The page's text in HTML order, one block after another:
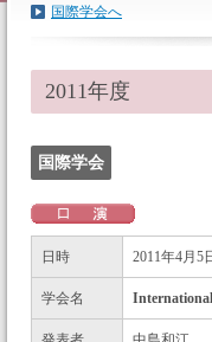
国際学会へ
2011年度
国際学会
日時 2011年4月5
学会名